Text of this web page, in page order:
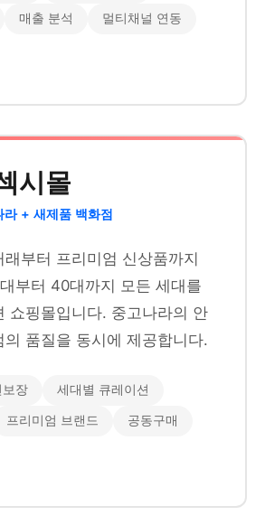
매출 분석 멀티채널 연동
시몰
라 + 새제품 백화점
래부터 프리미엄 신상품까지
부터 40대까지 모든 세대를
쇼핑몰입니다. 중고나라의 안
의 품질을 동시에 제공합니다.
보장 세대별 큐레이션
프리미엄 브랜드 공동구매